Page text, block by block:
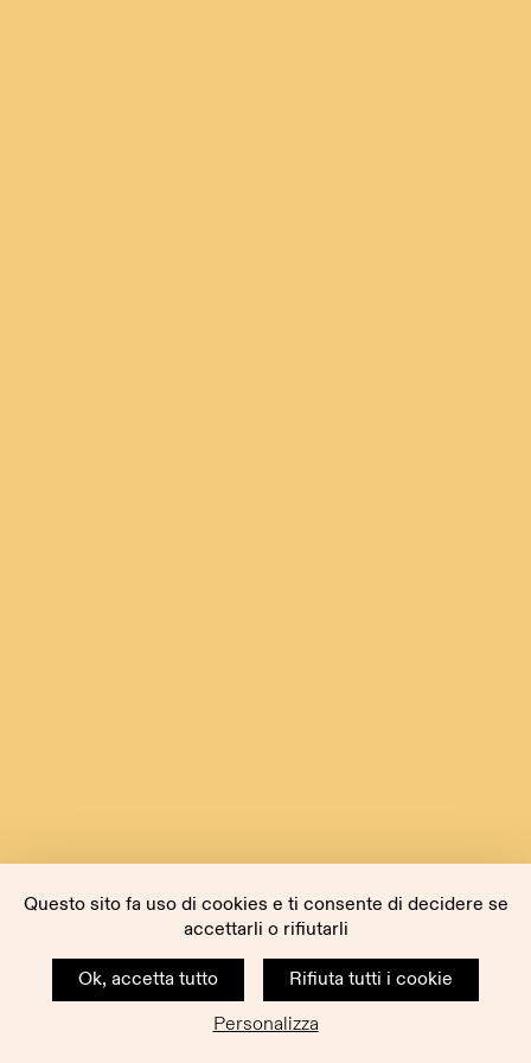
Questo sito fa uso di cookies e ti consente di decidere se
accettarli o rifiutarli
Ok, accetta tutto
Rifiuta tutti i cookie
Personalizza